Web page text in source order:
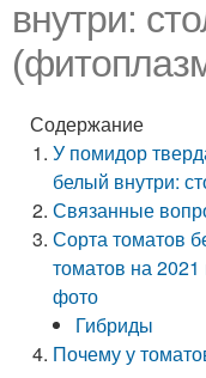
внутри:
Содержание
У помидор
белый внутри:
Связанные
Сорта томатов
томатов на 2021
фото
Гибриды
Почему у